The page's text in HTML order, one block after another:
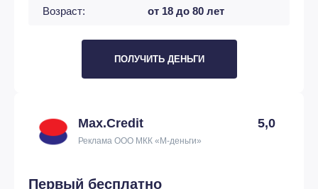
Возраст: от 18 до 80 лет
ПОЛУЧИТЬ ДЕНЬГИ
Max.Credit 5,0
Реклама ООО МКК «М-деньги»
Первый бесплатно